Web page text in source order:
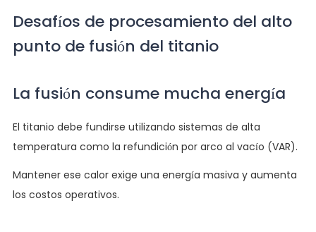
Desafíos de procesamiento del alto
punto de fusión del titanio
La fusión consume mucha energía
El titanio debe fundirse utilizando sistemas de alta
temperatura como la refundición por arco al vacío (VAR).
Mantener ese calor exige una energía masiva y aumenta
los costos operativos.